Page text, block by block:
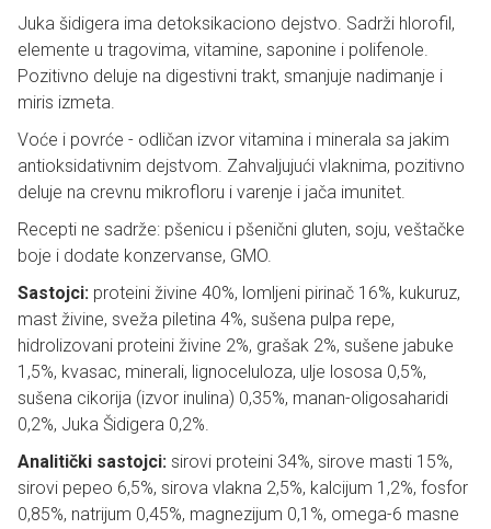
Juka šidigera ima detoksikaciono dejstvo. Sadrži hlorofil,
elemente u tragovima, vitamine, saponine i polifenole.
Pozitivno deluje na digestivni trakt, smanjuje nadimanje i
miris izmeta.
Voće i povrće - odličan izvor vitamina i minerala sa jakim
antioksidativnim dejstvom. Zahvaljujući vlaknima, pozitivno
deluje na crevnu mikrofloru i varenje i jača imunitet.
Recepti ne sadrže: pšenicu i pšenični gluten, soju, veštačke
boje i dodate konzervanse, GMO.
Sastojci: proteini živine 40%, lomljeni pirinač 16%, kukuruz,
mast živine, sveža piletina 4%, sušena pulpa repe,
hidrolizovani proteini živine 2%, grašak 2%, sušene jabuke
1,5%, kvasac, minerali, lignoceluloza, ulje lososa 0,5%,
sušena cikorija (izvor inulina) 0,35%, manan-oligosaharidi
0,2%, Juka Šidigera 0,2%.
Analitički sastojci: sirovi proteini 34%, sirove masti 15%,
sirovi pepeo 6,5%, sirova vlakna 2,5%, kalcijum 1,2%, fosfor
0,85%, natrijum 0,45%, magnezijum 0,1%, omega-6 masne